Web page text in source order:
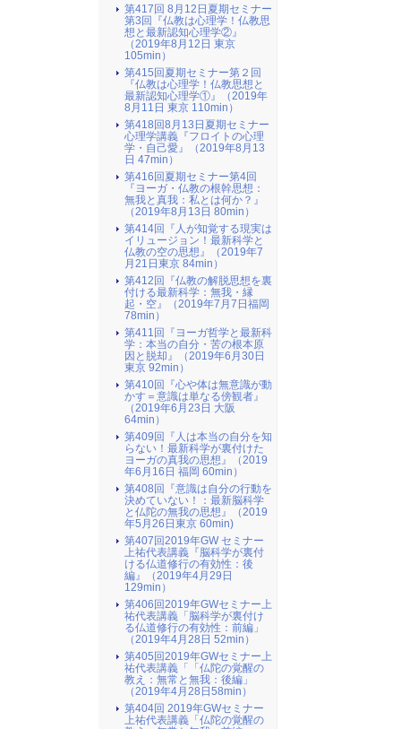
第417回 8月12日夏期セミナー
第3回『仏教は心理学！仏教思
想と最新認知心理学②』
（2019年8月12日 東京
105min）
第415回夏期セミナー第２回
『仏教は心理学！仏教思想と
最新認知心理学①』（2019年
8月11日 東京 110min）
第418回8月13日夏期セミナー
心理学講義『フロイトの心理
学・自己愛』（2019年8月13
日 47min）
第416回夏期セミナー第4回
『ヨーガ・仏教の根幹思想：
無我と真我：私とは何か？』
（2019年8月13日 80min）
第414回『人が知覚する現実は
イリュージョン！最新科学と
仏教の空の思想』（2019年7
月21日東京 84min）
第412回『仏教の解脱思想を裏
付ける最新科学：無我・縁
起・空』（2019年7月7日福岡
78min）
第411回『ヨーガ哲学と最新科
学：本当の自分・苦の根本原
因と脱却』（2019年6月30日
東京 92min）
第410回『心や体は無意識が動
かす＝意識は単なる傍観者』
（2019年6月23日 大阪
64min）
第409回『人は本当の自分を知
らない！最新科学が裏付けた
ヨーガの真我の思想』（2019
年6月16日 福岡 60min）
第408回『意識は自分の行動を
決めていない！：最新脳科学
と仏陀の無我の思想』（2019
年5月26日東京 60min)
第407回2019年GW セミナー
上祐代表講義『脳科学が裏付
ける仏道修行の有効性：後
編』（2019年4月29日
129min）
第406回2019年GWセミナー上
祐代表講義「脳科学が裏付け
る仏道修行の有効性：前編」
（2019年4月28日 52min）
第405回2019年GWセミナー上
祐代表講義「「仏陀の覚醒の
教え：無常と無我：後編」
（2019年4月28日58min）
第404回 2019年GWセミナー
上祐代表講義「仏陀の覚醒の